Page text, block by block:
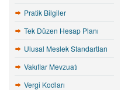
Pratik Bilgiler
Tek Düzen Hesap Planı
Ulusal Meslek Standartları
Vakıflar Mevzuatı
Vergi Kodları